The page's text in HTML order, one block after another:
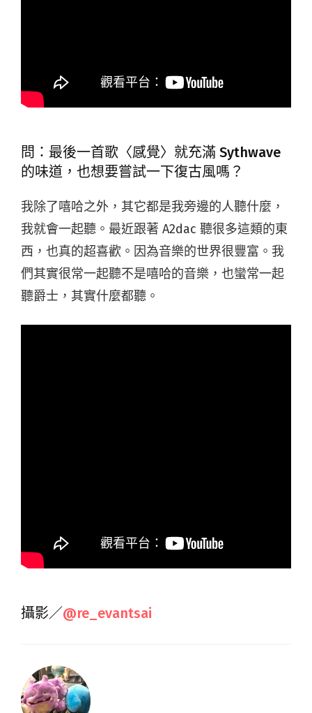
問：最後一首歌〈感覺〉就充滿 Sythwave
的味道，也想要嘗試一下復古風嗎？
我除了嘻哈之外，其它都是我旁邊的人聽什麼，
我就會一起聽。最近跟著 A2dac 聽很多這類的東
西，也真的超喜歡。因為音樂的世界很豐富。我
們其實很常一起聽不是嘻哈的音樂，也蠻常一起
聽爵士，其實什麼都聽。
攝影／@re_evantsai